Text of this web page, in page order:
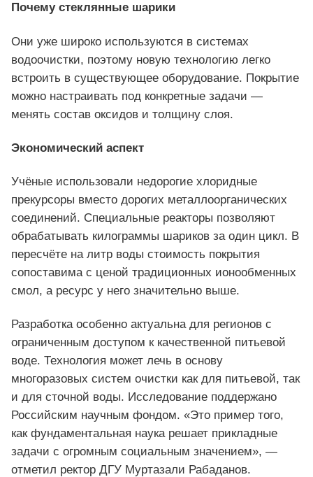
Почему стеклянные шарики
Они уже широко используются в системах
водоочистки, поэтому новую технологию легко
встроить в существующее оборудование. Покрытие
можно настраивать под конкретные задачи —
менять состав оксидов и толщину слоя.
Экономический аспект
Учёные использовали недорогие хлоридные
прекурсоры вместо дорогих металлоорганических
соединений. Специальные реакторы позволяют
обрабатывать килограммы шариков за один цикл. В
пересчёте на литр воды стоимость покрытия
сопоставима с ценой традиционных ионообменных
смол, а ресурс у него значительно выше.
Разработка особенно актуальна для регионов с
ограниченным доступом к качественной питьевой
воде. Технология может лечь в основу
многоразовых систем очистки как для питьевой, так
и для сточной воды. Исследование поддержано
Российским научным фондом. «Это пример того,
как фундаментальная наука решает прикладные
задачи с огромным социальным значением», —
отметил ректор ДГУ Муртазали Рабаданов.